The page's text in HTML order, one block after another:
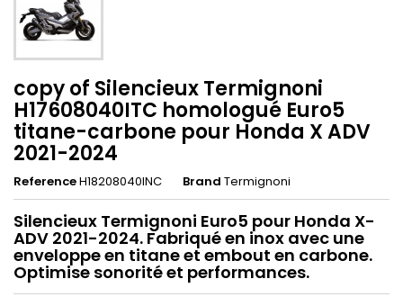
copy of Silencieux Termignoni
H17608040ITC homologué Euro5
titane-carbone pour Honda X ADV
2021-2024
ReferenceH18208040INC Brand Termignoni
Silencieux Termignoni Euro5 pour Honda X-
ADV 2021-2024. Fabriqué en inox avec une
enveloppe en titane et embout en carbone.
Optimise sonorité et performances.